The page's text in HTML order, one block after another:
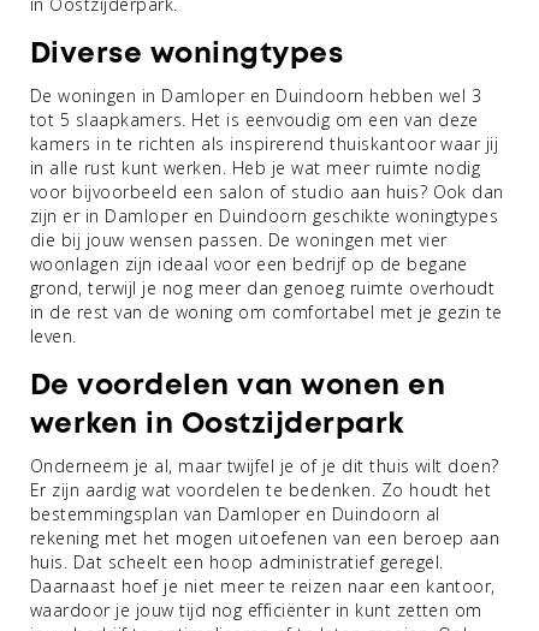
Diverse woningtypes
De woningen in Damloper en Duindoorn hebben wel 3
tot 5 slaapkamers. Het is eenvoudig om een van deze
kamers in te richten als inspirerend thuiskantoor waar jij
in alle rust kunt werken. Heb je wat meer ruimte nodig
voor bijvoorbeeld een salon of studio aan huis? Ook dan
zijn er in Damloper en Duindoorn geschikte woningtypes
die bij jouw wensen passen. De woningen met vier
woonlagen zijn ideaal voor een bedrijf op de begane
grond, terwijl je nog meer dan genoeg ruimte overhoudt
in de rest van de woning om comfortabel met je gezin te
leven.
De voordelen van wonen en
werken in Oostzijderpark
Onderneem je al, maar twijfel je of je dit thuis wilt doen?
Er zijn aardig wat voordelen te bedenken. Zo houdt het
bestemmingsplan van Damloper en Duindoorn al
rekening met het mogen uitoefenen van een beroep aan
huis. Dat scheelt een hoop administratief geregel.
Daarnaast hoef je niet meer te reizen naar een kantoor,
waardoor je jouw tijd nog efficiënter in kunt zetten om